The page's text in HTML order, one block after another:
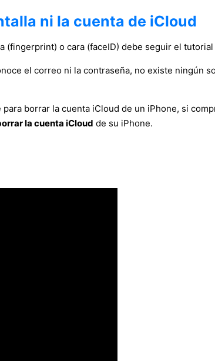
ni la cuenta de iCloud
(fingerprint) o cara (faceID) debe seguir el
el correo ni la contraseña, no existe ningún
borrar la cuenta iCloud de un iPhone, si
la cuenta iCloud de su iPhone.